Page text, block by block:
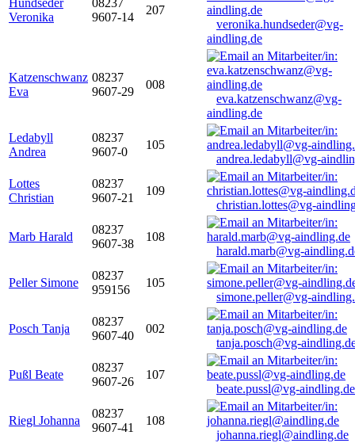
Hundseder
Veronika
08237
9607-14
207
veronika.hundseder@vg-
aindling.de
Katzenschwanz
Eva
08237
9607-29
008
eva.katzenschwanz@vg-
aindling.de
Ledabyll
Andrea
08237
9607-0
105
andrea.ledabyll@vg-
Lottes
Christian
08237
9607-21
109
christian.lottes@vg-
Marb Harald
08237
9607-38
108
harald.marb@vg-
Peller Simone
08237
959156
105
simone.peller@vg-
Posch Tanja
08237
9607-40
002
tanja.posch@vg-
Pußl Beate
08237
9607-26
107
beate.pussl@vg-aindling.de
Riegl Johanna
08237
9607-41
108
johanna.riegl@aindling.de